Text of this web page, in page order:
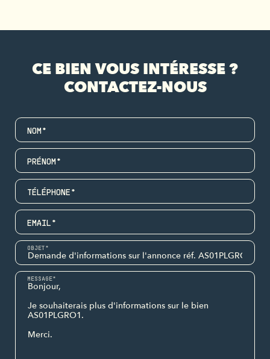
CE BIEN VOUS INTÉRESSE ?
CONTACTEZ-NOUS
NOM*
PRÉNOM*
TÉLÉPHONE*
EMAIL*
OBJET*
MESSAGE*